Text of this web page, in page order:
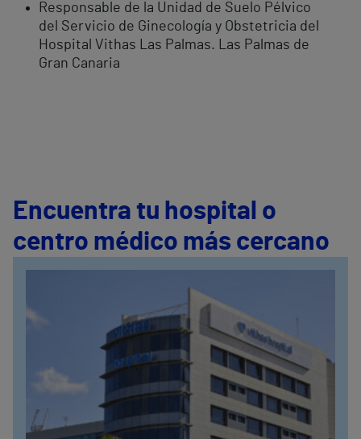
Responsable de la Unidad de Suelo Pélvico
del Servicio de Ginecología y Obstetricia del
Hospital Vithas Las Palmas. Las Palmas de
Gran Canaria
Encuentra tu hospital o
centro médico más cercano